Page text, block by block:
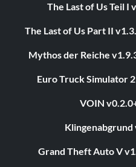
The Last of Us Teil I
The Last of Us Part II
Mythos der Reiche
Euro Truck Simulator
VOIN
Klingenabgrund
Grand Theft Auto V